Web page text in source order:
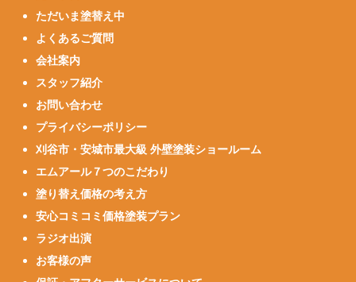
ただいま塗替え中
よくあるご質問
会社案内
スタッフ紹介
お問い合わせ
プライバシーポリシー
刈谷市・安城市最大級 外壁塗装ショールーム
エムアール７つのこだわり
塗り替え価格の考え方
安心コミコミ価格塗装プラン
ラジオ出演
お客様の声